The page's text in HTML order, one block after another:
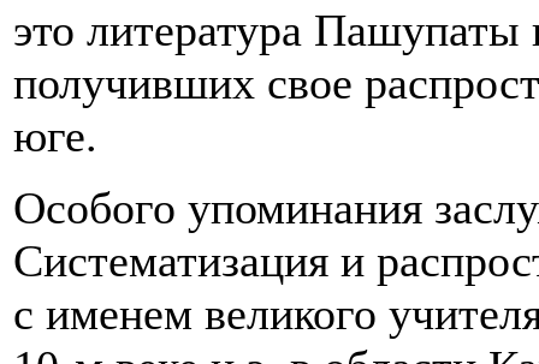
это литература Пашупаты
получивших свое
юге.
Особого упоминания
Систематизация и
с именем великого